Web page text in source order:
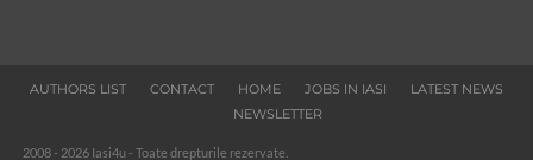
AUTHORS LIST CONTACT HOME JOBS IN IASI
LATEST NEWS
NEWSLETTER
2008 - 2026 Iasi4u - Toate drepturile rezervate.